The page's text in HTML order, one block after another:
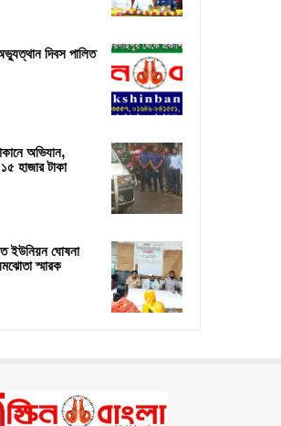
দিবস পালিত
অভিযান,
হাজার টাকা
ইউনিয়ন ঘোষনা
স্মারক